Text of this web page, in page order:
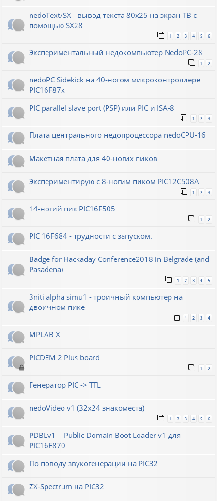
nedoText/SX - вывод текста 80x25 на экран ТВ с
помощью SX28
1 2 3 4 5 6
Экспериментальный недокомпьютер NedoPC-28
1 2
nedoPC Sidekick на 40-ногом микроконтроллере
PIC16F87x
PIC parallel slave port (PSP) или PIC и ISA-8
1 2 3
Плата центрального недопроцессора nedoCPU-16
Макетная плата для 40-ногих пиков
Экспериментирую с 8-ногим пиком PIC12C508A
1 2 3
14-ногий пик PIC16F505
1 2
PIC 16F684 - трудности с запуском.
Badge for Hackaday Conference2018 in Belgrade (and
Pasadena)
1 2 3 4 5
3niti alpha simu1 - троичный компьютер на
двоичном пике
1 2 3 4
MPLAB X
PICDEM 2 Plus board
1 2
Генератор РIС -> TTL
nedoVideo v1 (32x24 знакоместа)
1 2 3 4 5 6
PDBLv1 = Public Domain Boot Loader v1 для
PIC16F870
По поводу звукогенерации на PIC32
ZX-Spectrum на PIC32